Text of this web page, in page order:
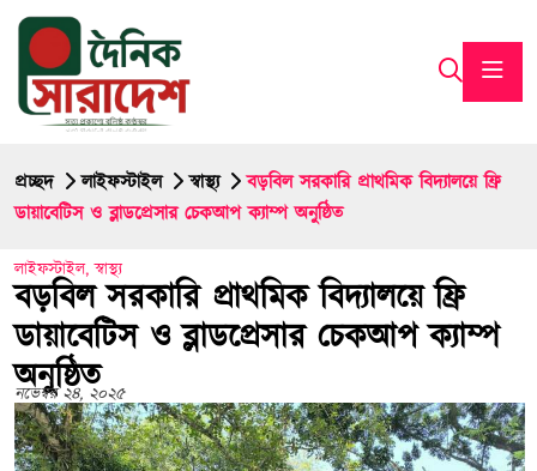
প্রচ্ছদ লাইফস্টাইল স্বাস্থ্য
বড়বিল সরকারি প্রাথমিক বিদ্যালয়ে ফ্রি
ডায়াবেটিস ও ব্লাডপ্রেসার চেকআপ ক্যাম্প অনুষ্ঠিত
লাইফস্টাইল,স্বাস্থ্য
বড়বিল সরকারি প্রাথমিক বিদ্যালয়ে ফ্রি
ডায়াবেটিস ও ব্লাডপ্রেসার চেকআপ ক্যাম্প
অনুষ্ঠিত
নভেম্বর ২৪, ২০২৫